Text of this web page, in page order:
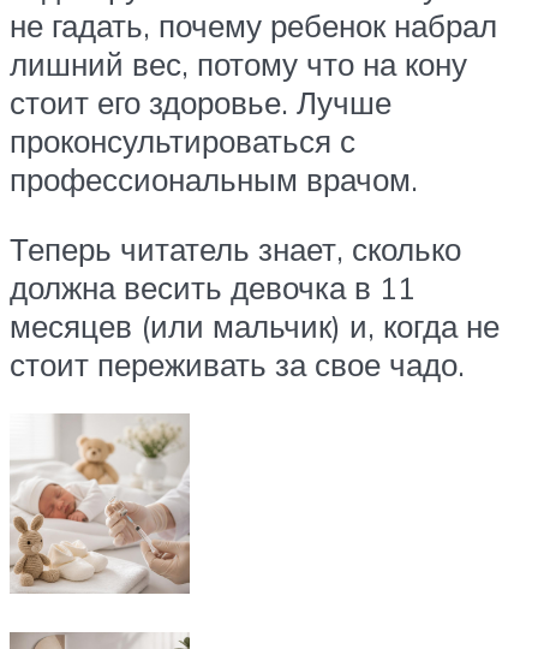
не гадать, почему ребенок набрал
лишний вес, потому что на кону
стоит его здоровье. Лучше
проконсультироваться с
профессиональным врачом.
Теперь читатель знает, сколько
должна весить девочка в 11
месяцев (или мальчик) и, когда не
стоит переживать за свое чадо.